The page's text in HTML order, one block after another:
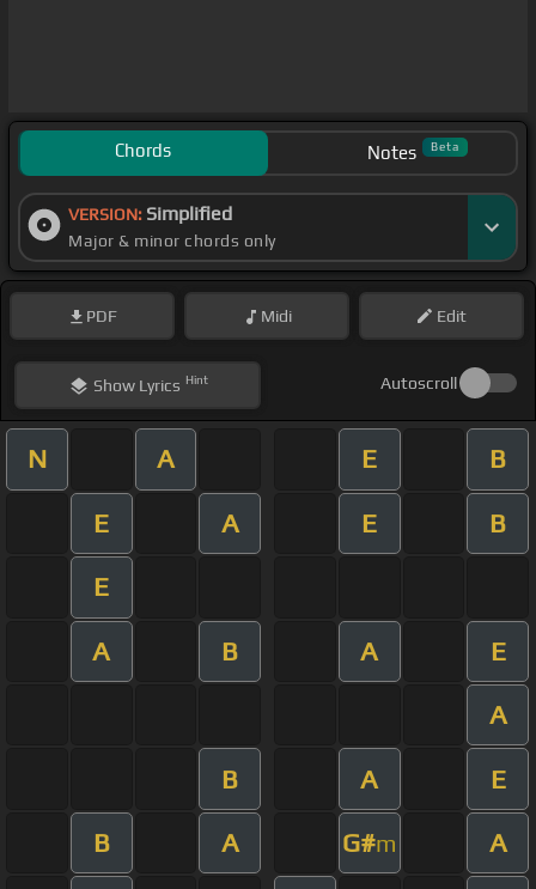
Chords Notes Beta
VERSION: Simplified
Major & minor chords only
PDF Midi Edit
ShowLyrics Hint Autoscroll
N A E B
E A E B
E
A B A E
A
B A E
B A G#m A